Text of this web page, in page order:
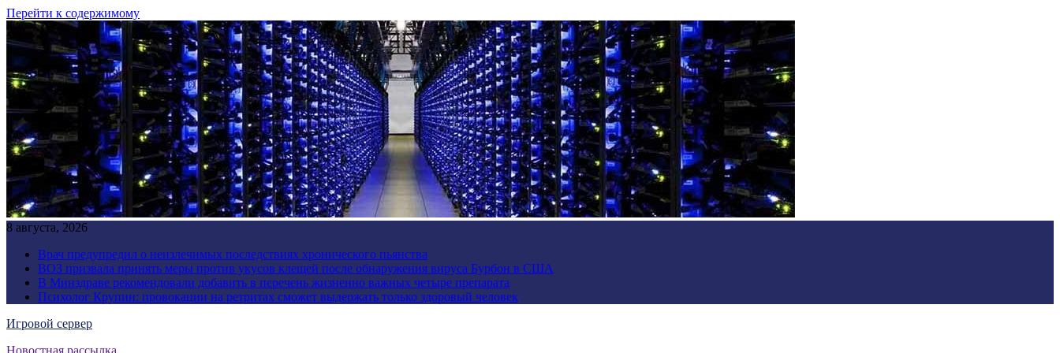
Перейти к содержимому
8 августа, 2026
Врач предупредил о неизлечимых последствиях хронического пьянства
ВОЗ призвала принять меры против укусов клещей после обнаружения вируса Бурбон в США
В Минздраве рекомендовали добавить в перечень жизненно важных четыре препарата
Психолог Крупин: провокации на ретритах сможет выдержать только здоровый человек
Игровой сервер
Новостная рассылка